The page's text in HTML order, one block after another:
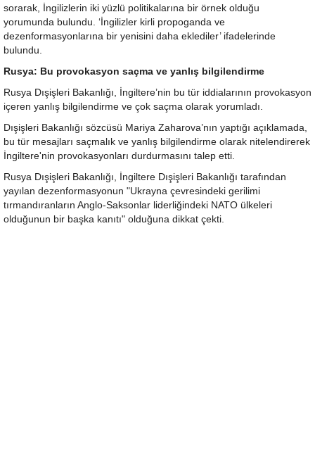
sorarak, İngilizlerin iki yüzlü politikalarına bir örnek olduğu
yorumunda bulundu. ‘İngilizler kirli propoganda ve
dezenformasyonlarına bir yenisini daha eklediler’ ifadelerinde
bulundu.
Rusya: Bu provokasyon saçma ve yanlış bilgilendirme
Rusya Dışişleri Bakanlığı, İngiltere’nin bu tür iddialarının provokasyon
içeren yanlış bilgilendirme ve çok saçma olarak yorumladı.
Dışişleri Bakanlığı sözcüsü Mariya Zaharova’nın yaptığı açıklamada,
bu tür mesajları saçmalık ve yanlış bilgilendirme olarak nitelendirerek
İngiltere'nin provokasyonları durdurmasını talep etti.
Rusya Dışişleri Bakanlığı, İngiltere Dışişleri Bakanlığı tarafından
yayılan dezenformasyonun "Ukrayna çevresindeki gerilimi
tırmandıranların Anglo-Saksonlar liderliğindeki NATO ülkeleri
olduğunun bir başka kanıtı" olduğuna dikkat çekti.